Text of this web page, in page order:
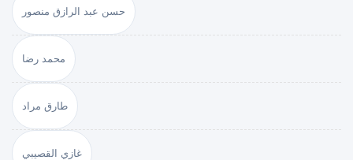
حسن عبد الرازق منصور
محمد رضا
طارق مراد
غازي القصيبي